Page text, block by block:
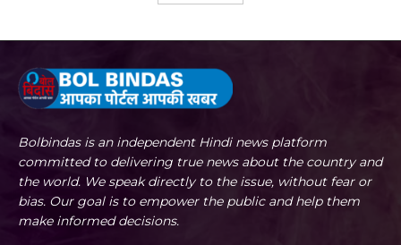
Bolbindas is an independent Hindi news platform
committed to delivering true news about the country and
the world. We speak directly to the issue, without fear or
bias. Our goal is to empower the public and help them
make informed decisions.